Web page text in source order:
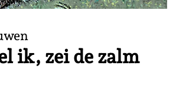
ik, zei de zalm